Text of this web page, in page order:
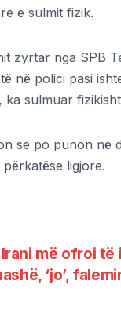
e sulmit fizik.
zyrtar nga SPB
në polici pasi
ka sulmuar
se po punon në
ligjore.
më ofroi
‘jo’,